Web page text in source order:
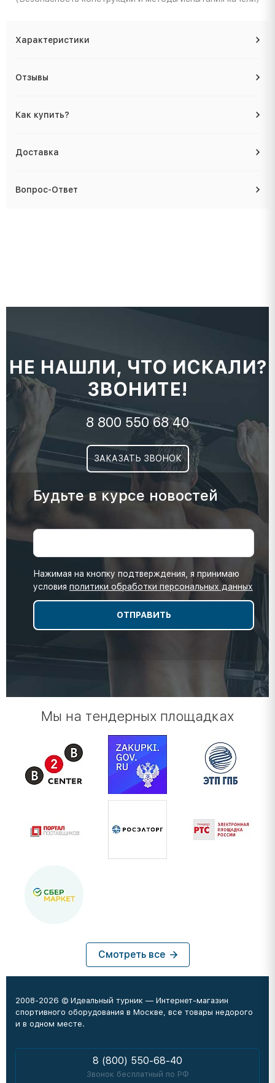
Характеристики
Отзывы
Как купить?
Доставка
Вопрос-Ответ
НЕ НАШЛИ, ЧТО ИСКАЛИ?
ЗВОНИТЕ!
8 800 550 68 40
ЗАКАЗАТЬ ЗВОНОК
Будьте в курсе новостей
Нажимая на кнопку подтверждения, я принимаю
условия политики обработки персональных данных
Мы на тендерных площадках
Смотреть все
2008-2026 © Идеальный турник — Интернет-магазин
спортивного оборудования в Москве, все товары недорого
и в одном месте.
8 (800) 550-68-40
Звонок бесплатный по РФ